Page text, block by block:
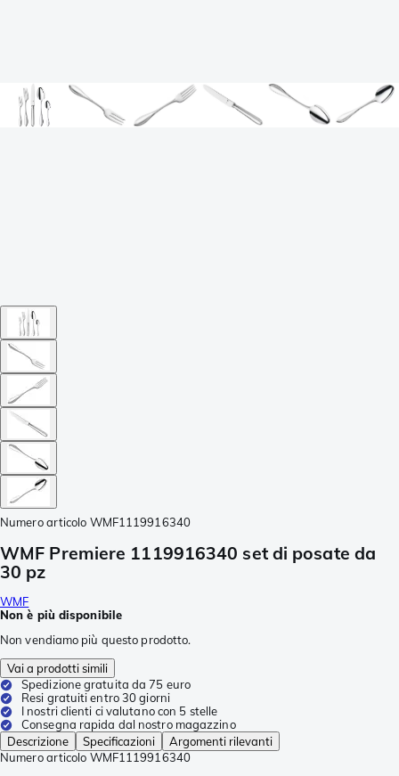
Numero articolo WMF1119916340
WMF Premiere 1119916340 set di posate da
30 pz
WMF
Non è più disponibile
Non vendiamo più questo prodotto.
Vai a prodotti simili
Spedizione gratuita da 75 euro
Resi gratuiti entro 30 giorni
I nostri clienti ci valutano con 5 stelle
Consegna rapida dal nostro magazzino
Descrizione
Specificazioni
Argomenti rilevanti
Numero articolo WMF1119916340